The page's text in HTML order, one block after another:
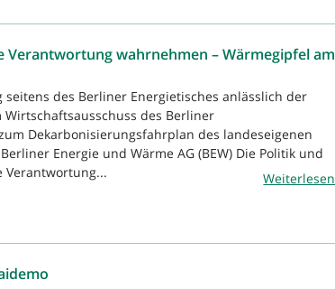
Verantwortung wahrnehmen – Wärmegipfel am
seitens des Berliner Energietisches anlässlich der
des Berliner
Dekarbonisierungsfahrplan des landeseigenen
Energie und Wärme AG (BEW) Die Politik und
Verantwortung...
Weiterlesen